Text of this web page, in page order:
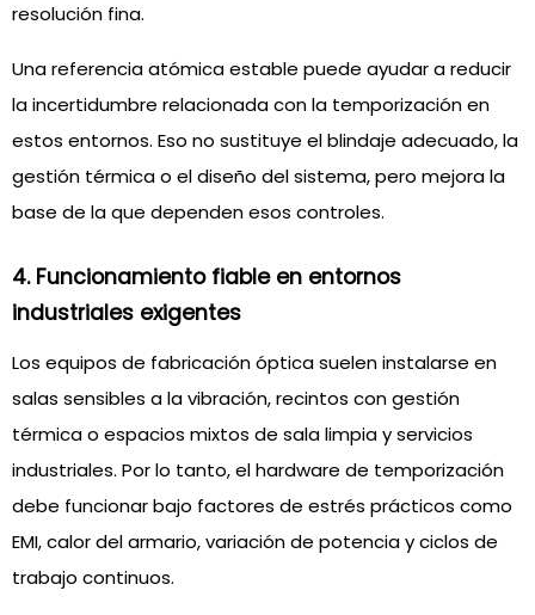
resolución fina.
Una referencia atómica estable puede ayudar a reducir
la incertidumbre relacionada con la temporización en
estos entornos. Eso no sustituye el blindaje adecuado, la
gestión térmica o el diseño del sistema, pero mejora la
base de la que dependen esos controles.
4. Funcionamiento fiable en entornos
industriales exigentes
Los equipos de fabricación óptica suelen instalarse en
salas sensibles a la vibración, recintos con gestión
térmica o espacios mixtos de sala limpia y servicios
industriales. Por lo tanto, el hardware de temporización
debe funcionar bajo factores de estrés prácticos como
EMI, calor del armario, variación de potencia y ciclos de
trabajo continuos.